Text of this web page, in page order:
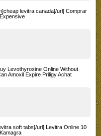
levitra canada[/url] Comprar
Levothyroxine Online Without
Amoxil Expire Priligy Achat
soft tabs[/url] Levitra Online 10